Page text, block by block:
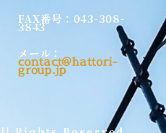
FAX番号：043-308-
3843
メール：
contact@hattori-
group.jp